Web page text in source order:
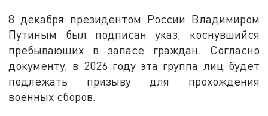
8 декабря президентом России Владимиром
Путиным был подписан указ, коснувшийся
пребывающих в запасе граждан. Согласно
документу, в 2026 году эта группа лиц будет
подлежать призыву для прохождения
военных сборов.